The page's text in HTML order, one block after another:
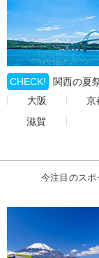
CHECK!
関西の夏
大阪
京
滋賀
今注目のスポ